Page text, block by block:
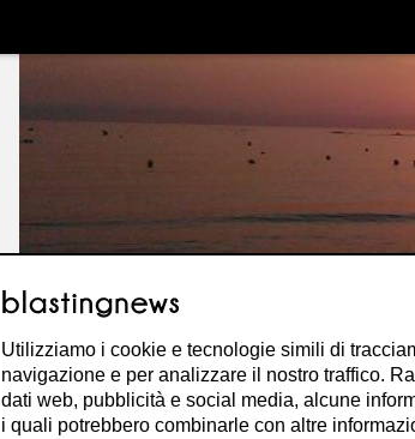
Utilizziamo i cookie e tecnologie simili di
navigazione e per analizzare il nostro traffico.
dati web, pubblicità e social media, alcune
i quali potrebbero combinarle con altre